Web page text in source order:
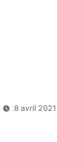
8 avril 2021